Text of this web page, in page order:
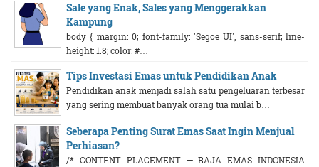
Sale yang Enak, Sales yang Menggerakkan
Kampung
body { margin: 0; font-family: 'Segoe UI', sans-serif; line-
height: 1.8; color: #…
Tips Investasi Emas untuk Pendidikan Anak
Pendidikan anak menjadi salah satu pengeluaran terbesar
yang sering membuat banyak orang tua mulai b…
Seberapa Penting Surat Emas Saat Ingin Menjual
Perhiasan?
/* CONTENT PLACEMENT — RAJA EMAS INDONESIA